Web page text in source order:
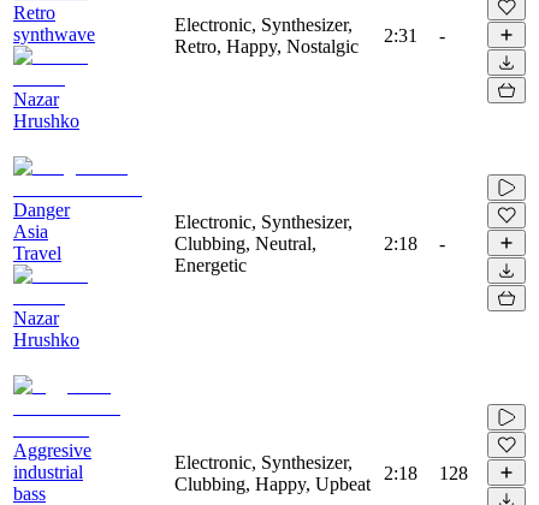
Retro
synthwave
Nazar
Hrushko
Electronic, Synthesizer,
Retro, Happy, Nostalgic
2:31 -
Danger
Asia
Travel
Nazar
Hrushko
Electronic, Synthesizer,
Clubbing, Neutral,
Energetic
2:18 -
Aggresive
industrial
bass
Electronic, Synthesizer,
Clubbing, Happy, Upbeat
2:18 128